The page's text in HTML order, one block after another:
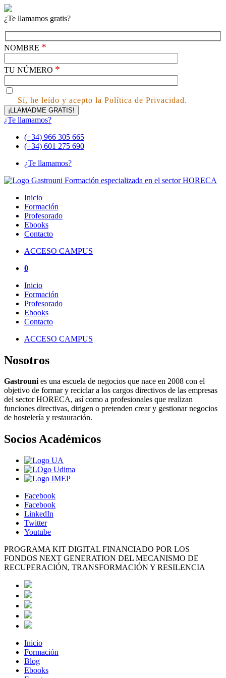
¿Te llamamos gratis?
NOMBRE *
TU NÚMERO *
Sí, he leído y acepto la Política de Privacidad.
¿Te llamamos?
(+34) 966 305 665
(+34) 601 275 690
¿Te llamamos?
Inicio
Formación
Profesorado
Ebooks
Contacto
ACCESO CAMPUS
0
Inicio
Formación
Profesorado
Ebooks
Contacto
ACCESO CAMPUS
Nosotros
Gastrounies una escuela de negocios que nace en 2008 con el
objetivo de formar y reciclar a los cargos directivos de las empresas
del sector HORECA, así como a profesionales que realizan
funciones directivas, dirigen o pretenden crear y gestionar negocios
de hostelería y restauración.
Socios Académicos
Facebook
Facebook
LinkedIn
Twitter
Youtube
PROGRAMA KIT DIGITAL FINANCIADO POR LOS
FONDOS NEXT GENERATION DEL MECANISMO DE
RECUPERACIÓN, TRANSFORMACIÓN Y RESILENCIA
Inicio
Formación
Blog
Ebooks